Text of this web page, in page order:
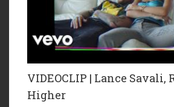
VIDEOCLIP | Lance Savali,
Higher